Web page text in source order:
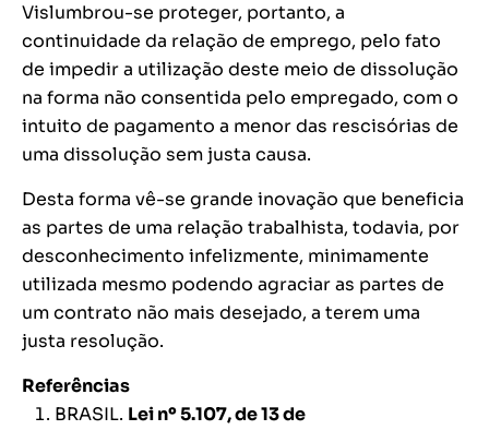
Vislumbrou-se proteger, portanto, a
continuidade da relação de emprego, pelo fato
de impedir a utilização deste meio de dissolução
na forma não consentida pelo empregado, com o
intuito de pagamento a menor das rescisórias de
uma dissolução sem justa causa.
Desta forma vê-se grande inovação que beneficia
as partes de uma relação trabalhista, todavia, por
desconhecimento infelizmente, minimamente
utilizada mesmo podendo agraciar as partes de
um contrato não mais desejado, a terem uma
justa resolução.
Referências
BRASIL. Lei nº 5.107, de 13 de